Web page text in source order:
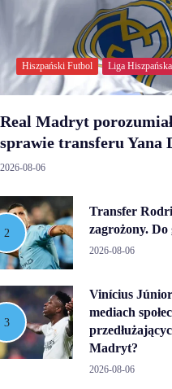
Hiszpański Futbol Liga Hiszpańska
Real Madryt
sprawie transferu Yana
2026-08-06
Transfer
zagrożony. Do
2026-08-06
Vinícius
mediach
Madryt?
2026-08-06